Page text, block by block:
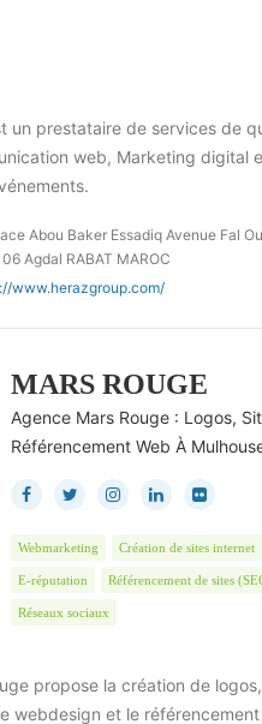
un prestataire de services de
web, Marketing digital
Abou Baker Essadiq Avenue Fal
06 Agdal RABAT MAROC
www.herazgroup.com/
MARS ROUGE
Agence Mars Rouge : Logos,
Référencement Web À
Webmarketing Création de sites internet
E-réputation Référencement de sites
Réseaux sociaux
propose la création de
webdesign et le référencement